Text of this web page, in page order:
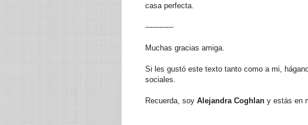
casa perfecta.
------------
Muchas gracias amiga.
Si les gustó este texto tanto como a mi,
sociales.
Recuerda, soy Alejandra Coghlan y estás en